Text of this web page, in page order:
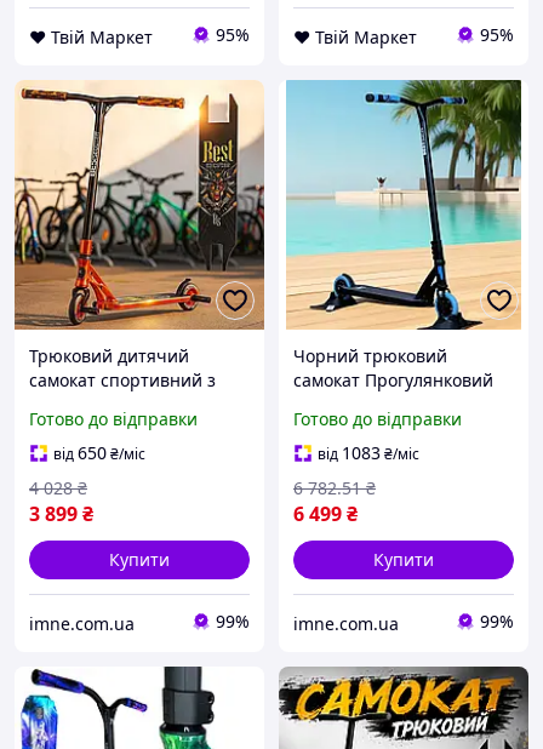
❤️ Твій Маркет 95% ❤️ Твій Маркет 95%
Трюковий дитячий
самокат спортивний з
екстремального катання /
Пегі гальмо колеса PU 110
мм Помаранчевий
Готово до відправки
від650₴/міс
3 899₴
4 028 ₴
Купити
imne.com.ua 99%
Чорний трюковий
самокат Прогулянковий
Екстрим ролер для
фрістайлу PU колеса D
115мм Кермо 58см
Готово до відправки
від 1083₴/міс
6 499₴
6 782.51 ₴
Купити
imne.com.ua 99%